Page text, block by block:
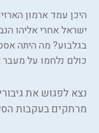
היכן עמד ארמון
ישראל אחרי אליהו
בגלבוע? מה היתה
כולם נלחמו על
נצא לפגוש את
מרתקים בעקבות